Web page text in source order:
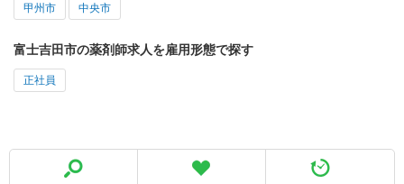
甲州市 中央市
富士吉田市の薬剤師求人を雇用形態で探す
正社員